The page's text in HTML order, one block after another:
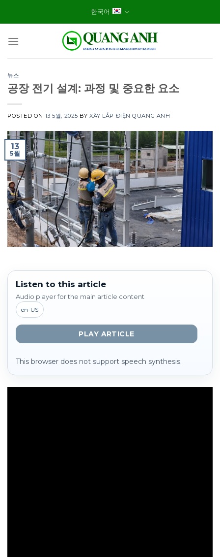
한국어
뉴스
공장 전기 설계: 과정 및 중요한 요소
POSTED ON 13 5월, 2025 BYXÂY LẮP ĐIỆN QUANG ANH
13
5월
Listen to this article
Audio player for the main article content
en-US
PLAY ARTICLE
This browser does not support speech synthesis.